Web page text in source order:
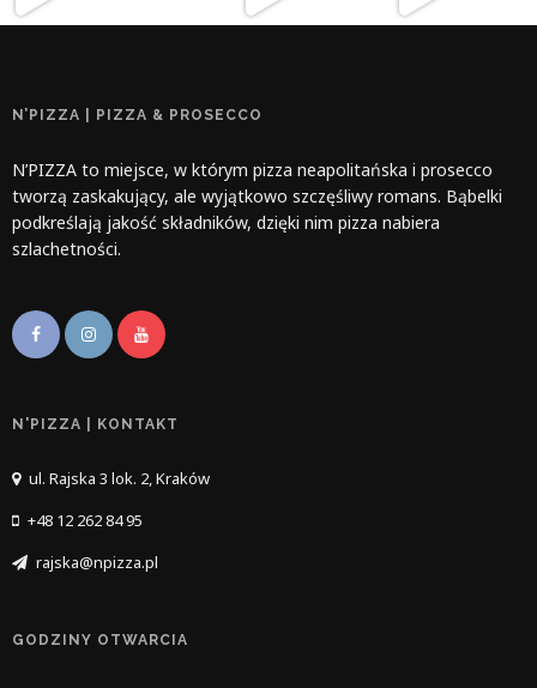
N’PIZZA | PIZZA & PROSECCO
N’PIZZA to miejsce, w którym pizza neapolitańska i prosecco
tworzą zaskakujący, ale wyjątkowo szczęśliwy romans. Bąbelki
podkreślają jakość składników, dzięki nim pizza nabiera
szlachetności.
N'PIZZA | KONTAKT
ul. Rajska 3 lok. 2, Kraków
+48 12 262 84 95
rajska@npizza.pl
GODZINY OTWARCIA